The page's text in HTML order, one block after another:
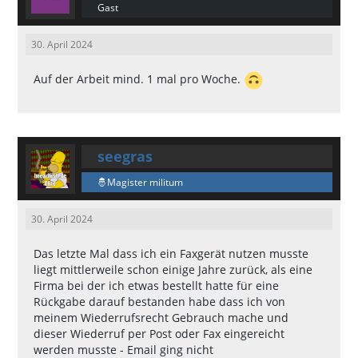
Gast
30. April 2024
Auf der Arbeit mind. 1 mal pro Woche.
seegras
Magister militum
30. April 2024
Das letzte Mal dass ich ein Faxgerät nutzen musste
liegt mittlerweile schon einige Jahre zurück, als eine
Firma bei der ich etwas bestellt hatte für eine
Rückgabe darauf bestanden habe dass ich von
meinem Wiederrufsrecht Gebrauch mache und
dieser Wiederruf per Post oder Fax eingereicht
werden musste - Email ging nicht